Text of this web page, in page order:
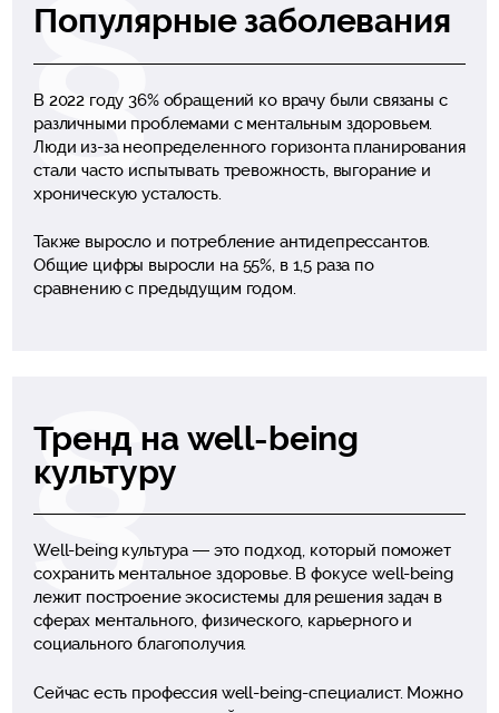
Популярные заболевания
В 2022 году 36% обращений ко врачу были связаны с
различными проблемами с ментальным здоровьем.
Люди из-за неопределенного горизонта планирования
стали часто испытывать тревожность, выгорание и
хроническую усталость.
Также выросло и потребление антидепрессантов.
Общие цифры выросли на 55%, в 1,5 раза по
сравнению с предыдущим годом.
Тренд на well-being
культуру
Well-being культура — это подход, который поможет
сохранить ментальное здоровье. В фокусе well-being
лежит построение экосистемы для решения задач в
сферах ментального, физического, карьерного и
социального благополучия.
Сейчас есть профессия well-being-специалист. Можно